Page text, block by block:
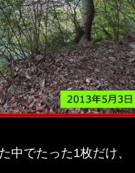
中でたった1枚だけ、